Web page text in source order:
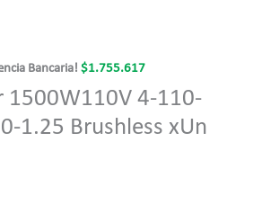
Bancaria!$1.755.617
1500W110V 4-110-
1.25 Brushless xUn